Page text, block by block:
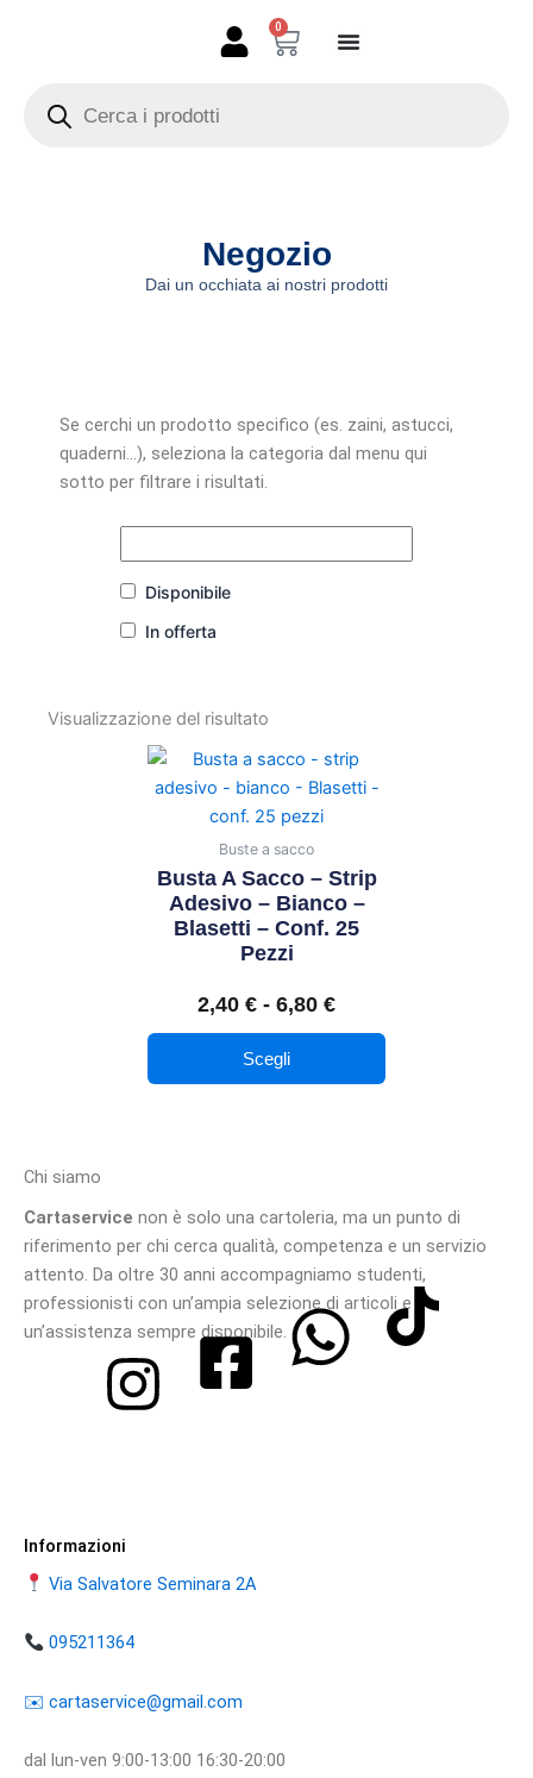
0
Carrello
search
Negozio
Dai un occhiata ai nostri prodotti
Se cerchi un prodotto specifico (es. zaini, astucci,
quaderni…), seleziona la categoria dal menu qui
sotto per filtrare i risultati.
Disponibile
In offerta
Visualizzazione del risultato
Buste a sacco
Busta A Sacco – Strip
Adesivo – Bianco –
Blasetti – Conf. 25
Pezzi
2,40 € - 6,80 €
Fascia
di
2,40 €
a
Scegli
Questo
prodotto
ha
più
varianti.
Le
opzioni
possono
scelte
pagina
Chi siamo
Cartaservice non è solo una cartoleria, ma un punto di
riferimento per chi cerca qualità, competenza e un servizio
attento. Da oltre 30 anni accompagniamo studenti,
professionisti con un’ampia selezione di articoli e
un’assistenza sempre disponibile.
Informazioni
Via Salvatore Seminara 2A
095211364
​​✉️ ​cartaservice@gmail.com
dal lun-ven 9:00-13:00 16:30-20:00